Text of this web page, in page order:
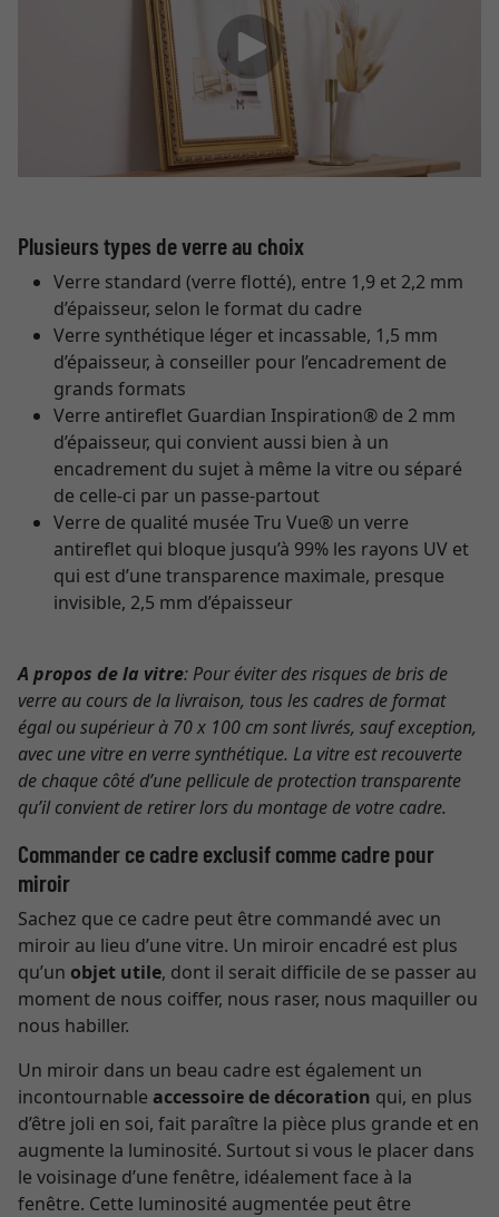
Plusieurs types de verre au choix
Verre standard (verre flotté), entre 1,9 et 2,2 mm
d’épaisseur, selon le format du cadre
Verre synthétique léger et incassable, 1,5 mm
d’épaisseur, à conseiller pour l’encadrement de
grands formats
Verre antireflet Guardian Inspiration® de 2 mm
d’épaisseur, qui convient aussi bien à un
encadrement du sujet à même la vitre ou séparé
de celle-ci par un passe-partout
Verre de qualité musée Tru Vue® un verre
antireflet qui bloque jusqu’à 99% les rayons UV et
qui est d’une transparence maximale, presque
invisible, 2,5 mm d’épaisseur
A propos de la vitre: Pour éviter des risques de bris de
verre au cours de la livraison, tous les cadres de format
égal ou supérieur à 70 x 100 cm sont livrés, sauf exception,
avec une vitre en verre synthétique. La vitre est recouverte
de chaque côté d’une pellicule de protection transparente
qu’il convient de retirer lors du montage de votre cadre.
Commander ce cadre exclusif comme cadre pour
miroir
Sachez que ce cadre peut être commandé avec un
miroir au lieu d’une vitre. Un miroir encadré est plus
qu’un objet utile, dont il serait difficile de se passer au
moment de nous coiffer, nous raser, nous maquiller ou
nous habiller.
Un miroir dans un beau cadre est également un
incontournable accessoire de décoration qui, en plus
d’être joli en soi, fait paraître la pièce plus grande et en
augmente la luminosité. Surtout si vous le placer dans
le voisinage d’une fenêtre, idéalement face à la
fenêtre. Cette luminosité augmentée peut être